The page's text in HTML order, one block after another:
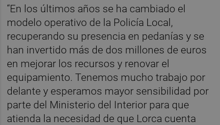
“En los últimos años se ha cambiado el
modelo operativo de la Policía Local,
recuperando su presencia en pedanías y se
han invertido más de dos millones de euros
en mejorar los recursos y renovar el
equipamiento. Tenemos mucho trabajo por
delante y esperamos mayor sensibilidad por
parte del Ministerio del Interior para que
atienda la necesidad de que Lorca cuenta